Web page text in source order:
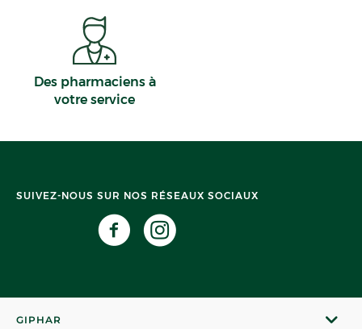
Des pharmaciens à
votre service
SUIVEZ-NOUS SUR NOS RÉSEAUX SOCIAUX
GIPHAR